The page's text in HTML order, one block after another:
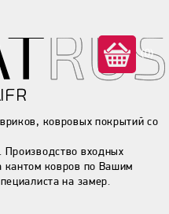
ковровых покрытий со
входных
кантом ковров по Вашим
на замер.
(0)